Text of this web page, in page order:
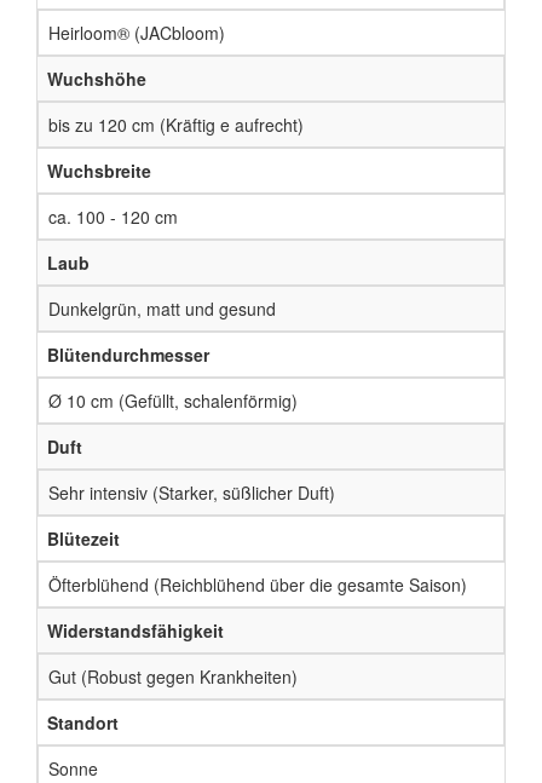
Heirloom® (JACbloom)
Wuchshöhe
bis zu 120 cm (Kräftig e aufrecht)
Wuchsbreite
ca. 100 - 120 cm
Laub
Dunkelgrün, matt und gesund
Blütendurchmesser
Ø 10 cm (Gefüllt, schalenförmig)
Duft
Sehr intensiv (Starker, süßlicher Duft)
Blütezeit
Öfterblühend (Reichblühend über die gesamte Saison)
Widerstandsfähigkeit
Gut (Robust gegen Krankheiten)
Standort
Sonne